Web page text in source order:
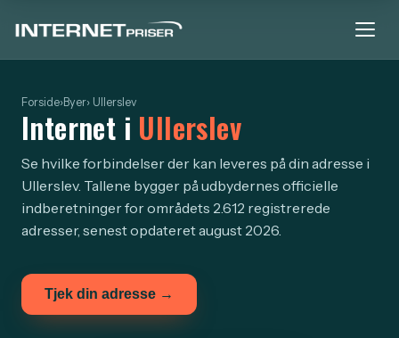
Forside›Byer› Ullerslev
Internet i Ullerslev
Se hvilke forbindelser der kan leveres på din adresse i
Ullerslev. Tallene bygger på udbydernes officielle
indberetninger for områdets 2.612 registrerede
adresser, senest opdateret august 2026.
Tjek din adresse →